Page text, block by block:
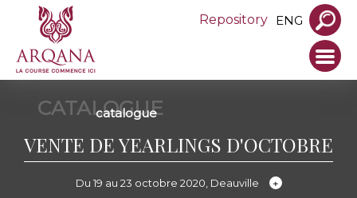
Repository ENG
CATALOGUE
catalogue
VENTE DE YEARLINGS D'OCTOBRE
Du 19 au 23 octobre 2020, Deauville